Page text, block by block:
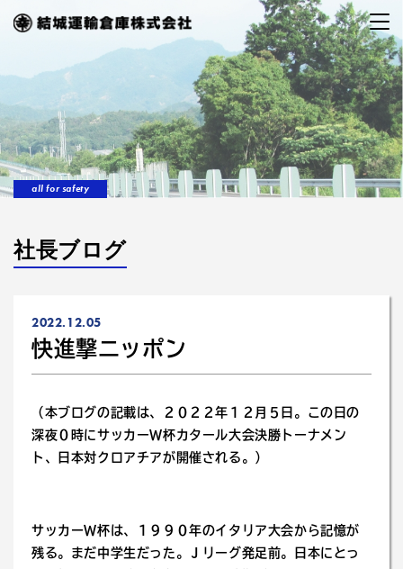
all for safety
社長ブログ
2022.12.05
快進撃ニッポン
（本ブログの記載は、２０２２年１２月５日。この日の
深夜０時にサッカーW杯カタール大会決勝トーナメン
ト、日本対クロアチアが開催される。）
サッカーW杯は、１９９０年のイタリア大会から記憶が
残る。まだ中学生だった。Ｊリーグ発足前。日本にとっ